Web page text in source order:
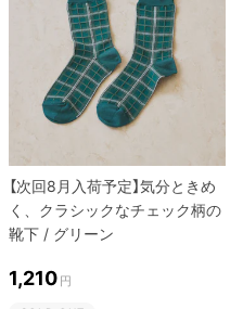
【次回8月入荷予定】気分ときめ
く、クラシックなチェック柄の
靴下 / グリーン
1,210 円